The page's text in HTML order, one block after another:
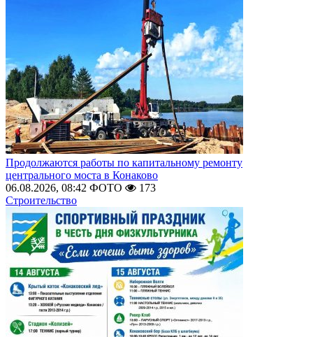
Продолжаются работы по капитальному ремонту
центрального моста в Конаково
06.08.2026, 08:42 ФОТО
173
Строительство